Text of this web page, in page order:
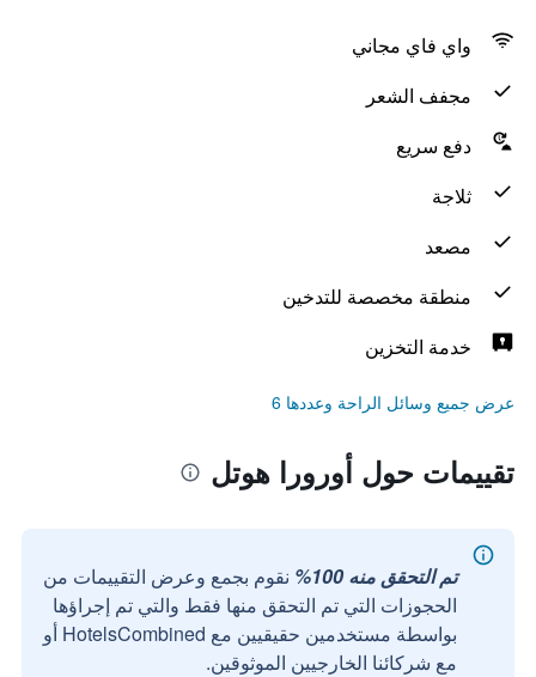
واي فاي مجاني
مجفف الشعر
دفع سريع
ثلاجة
مصعد
منطقة مخصصة للتدخين
خدمة التخزين
عرض جميع وسائل الراحة وعددها 6
تقييمات حول أورورا هوتل
تم التحقق منه 100%
نقوم بجمع وعرض التقييمات من
الحجوزات التي تم التحقق منها فقط والتي تم إجراؤها
بواسطة مستخدمين حقيقيين مع HotelsCombined أو
مع شركائنا الخارجيين الموثوقين.